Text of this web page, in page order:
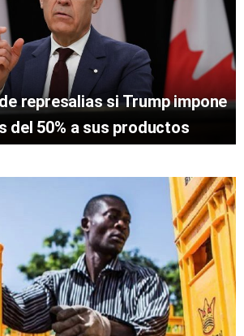
represalias si Trump impone
del 50% a sus productos